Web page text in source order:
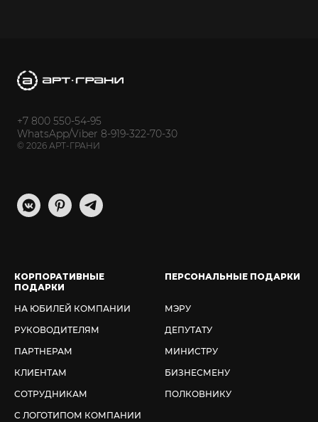
+7 800 550-54-95
WhatsApp/Viber 8-919-322-70-30
© 2026 АРТ-ГРАНИ
КОРПОРАТИВНЫЕ
ПОДАРКИ
НА ЮБИЛЕЙ КОМПАНИИ
РУКОВОДИТЕЛЯМ
ПАРТНЕРАМ
КЛИЕНТАМ
СОТРУДНИКАМ
С ЛОГОТИПОМ КОМПАНИИ
ПЕРСОНАЛЬНЫЕ ПОДАРКИ
МЭРУ
ДЕПУТАТУ
МИНИСТРУ
БИЗНЕСМЕНУ
ПОЛКОВНИКУ